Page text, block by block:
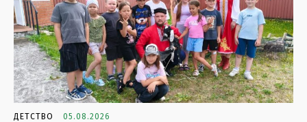
ДЕТСТВО 05.08.2026